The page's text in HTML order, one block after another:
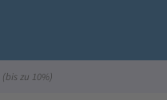
(bis zu 10%)